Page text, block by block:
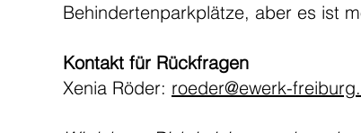
Behindertenparkplätze, aber es ist
Kontakt für Rückfragen
Xenia Röder: roeder@ewerk-